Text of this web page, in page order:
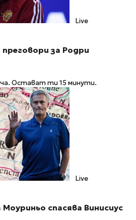
Live
преговори за Родри
Остават ти 15 минути.
Live
спасява Винисиус